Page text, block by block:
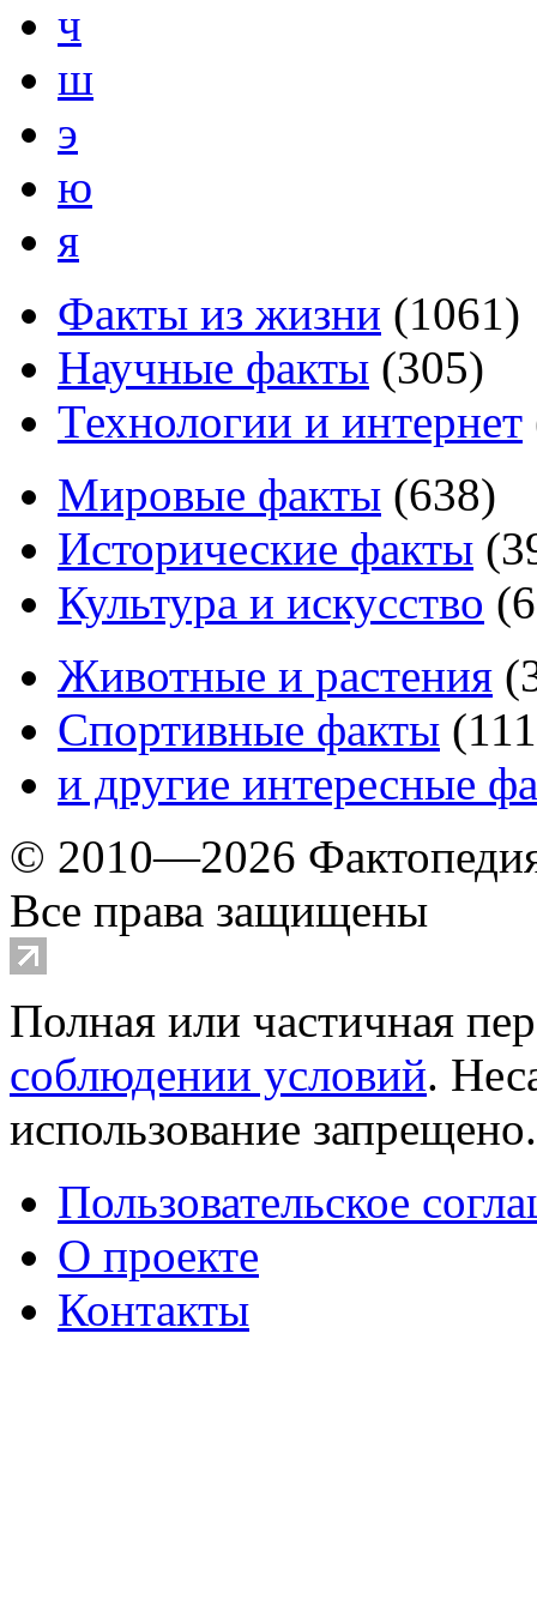
ч
ш
э
ю
я
Факты из жизни (1061)
Научные факты (305)
Технологии и интернет
Мировые факты (638)
Исторические факты (
Культура и искусство (
Животные и растения (
Спортивные факты (111
и другие интересные
© 2010—2026
Все права защищены
Полная или частичная
соблюдении условий.
использование
Пользовательское
О проекте
Контакты